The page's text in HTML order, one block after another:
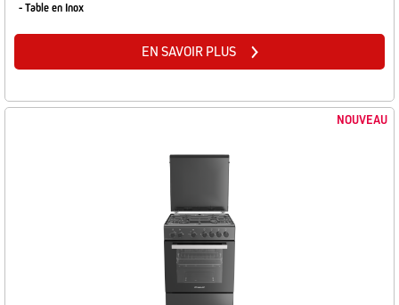
- Table en Inox
EN SAVOIR PLUS
NOUVEAU